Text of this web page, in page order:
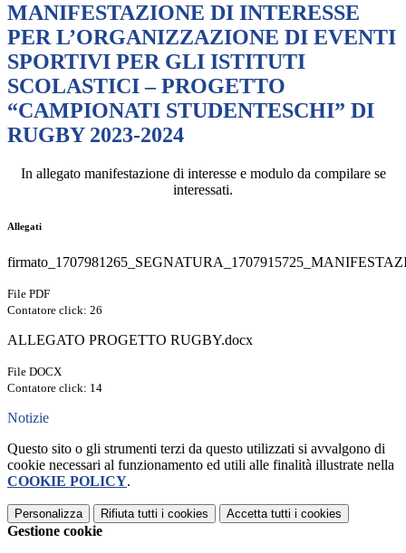
MANIFESTAZIONE DI INTERESSE
PER L’ORGANIZZAZIONE DI EVENTI
SPORTIVI PER GLI ISTITUTI
SCOLASTICI – PROGETTO
“CAMPIONATI STUDENTESCHI” DI
RUGBY 2023-2024
In allegato manifestazione di interesse e modulo da compilare se
interessati.
Allegati
File PDF
Contatore click: 26
ALLEGATO PROGETTO RUGBY.docx
File DOCX
Contatore click: 14
Notizie
Questo sito o gli strumenti terzi da questo utilizzati si avvalgono di
cookie necessari al funzionamento ed utili alle finalità illustrate nella
COOKIE POLICY.
Personalizza Rifiuta tutti i cookies Accetta tutti i cookies
Gestione cookie